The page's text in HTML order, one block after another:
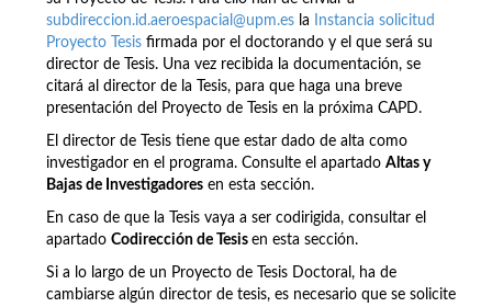
subdireccion.id.aeroespacial@upm.es la
Instancia solicitud
Proyecto Tesis firmada por el doctorando y el que será su
director de Tesis. Una vez recibida la documentación, se
citará al director de la Tesis, para que haga una breve
presentación del Proyecto de Tesis en la próxima CAPD.
El director de Tesis tiene que estar dado de alta como
investigador en el programa. Consulte el apartado Altas y
Bajas de Investigadores en esta sección.
En caso de que la Tesis vaya a ser codirigida, consultar el
apartado Codirección de Tesis en esta sección.
Si a lo largo de un Proyecto de Tesis Doctoral, ha de
cambiarse algún director de tesis, es necesario que se solicite